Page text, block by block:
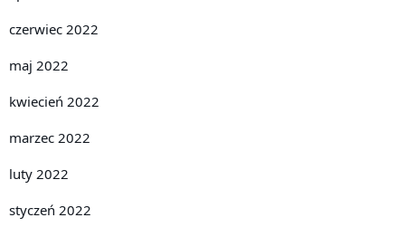
czerwiec 2022
maj 2022
kwiecień 2022
marzec 2022
luty 2022
styczeń 2022